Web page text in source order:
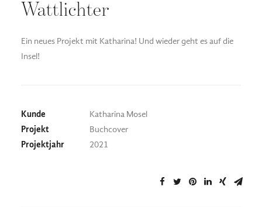
Wattlichter
Ein neues Projekt mit Katharina! Und wieder geht es auf die
Insel!
Kunde
Katharina Mosel
Projekt
Buchcover
Projektjahr
2021